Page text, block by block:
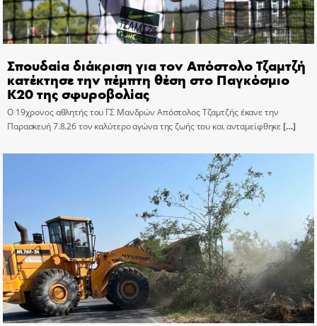
Σπουδαία διάκριση για τον Απόστολο Τζαμτζή
κατέκτησε την πέμπτη θέση στο Παγκόσμιο
Κ20 της σφυροβολίας
Ο 19χρονος αθλητής του ΓΣ Μανδρών Απόστολος Τζαμτζής έκανε την
Παρασκευή 7.8.26 τον καλύτερο αγώνα της ζωής του και ανταμείφθηκε[…]